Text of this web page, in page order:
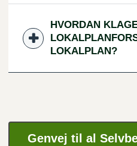
HVORDAN
LOKALPLAN?
Genvej til al